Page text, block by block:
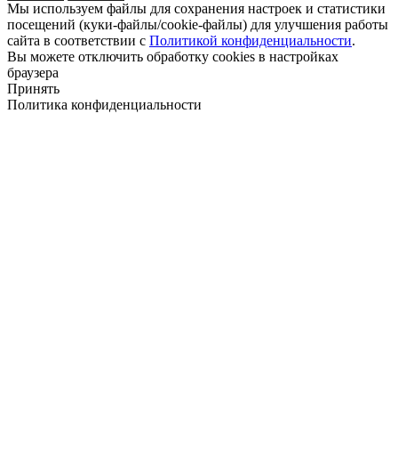
Мы используем файлы для сохранения настроек и статистики
посещений (куки-файлы/cookie-файлы) для улучшения работы
сайта в соответствии с Политикой конфиденциальности.
Вы можете отключить обработку cookies в настройках
браузера
Принять
Политика конфиденциальности